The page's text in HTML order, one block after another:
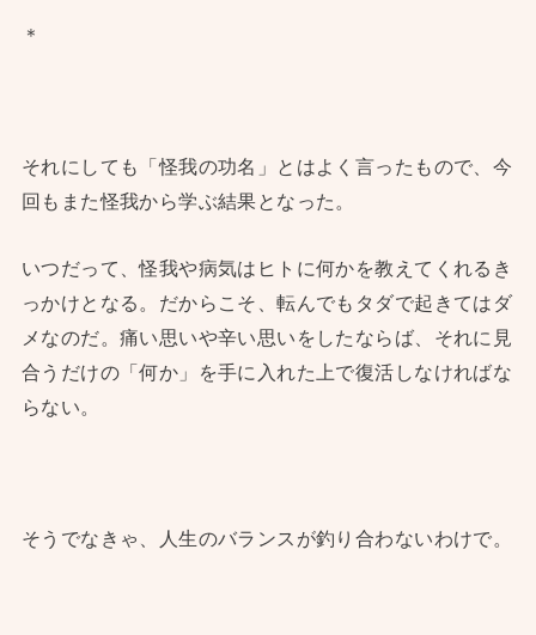
＊
それにしても「怪我の功名」とはよく言ったもので、今
回もまた怪我から学ぶ結果となった。
いつだって、怪我や病気はヒトに何かを教えてくれるき
っかけとなる。だからこそ、転んでもタダで起きてはダ
メなのだ。痛い思いや辛い思いをしたならば、それに見
合うだけの「何か」を手に入れた上で復活しなければな
らない。
そうでなきゃ、人生のバランスが釣り合わないわけで。